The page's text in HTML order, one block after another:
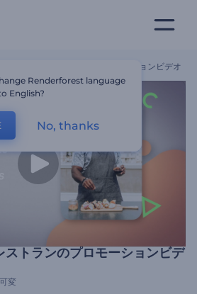
イティブなレストランのプロモーションビデオ
ストランのプロモーションビデ
可変
Renderforest language
English?
No, thanks